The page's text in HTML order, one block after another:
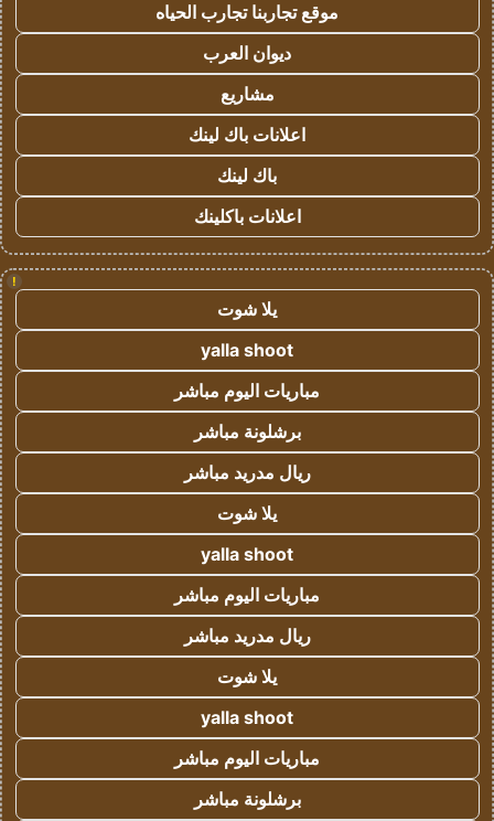
موقع تجاربنا تجارب الحياه
ديوان العرب
مشاريع
اعلانات باك لينك
باك لينك
اعلانات باكلينك
!
يلا شوت
yalla shoot
مباريات اليوم مباشر
برشلونة مباشر
ريال مدريد مباشر
يلا شوت
yalla shoot
مباريات اليوم مباشر
ريال مدريد مباشر
يلا شوت
yalla shoot
مباريات اليوم مباشر
برشلونة مباشر